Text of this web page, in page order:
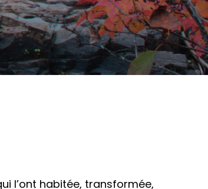
l’ont habitée, transformée,